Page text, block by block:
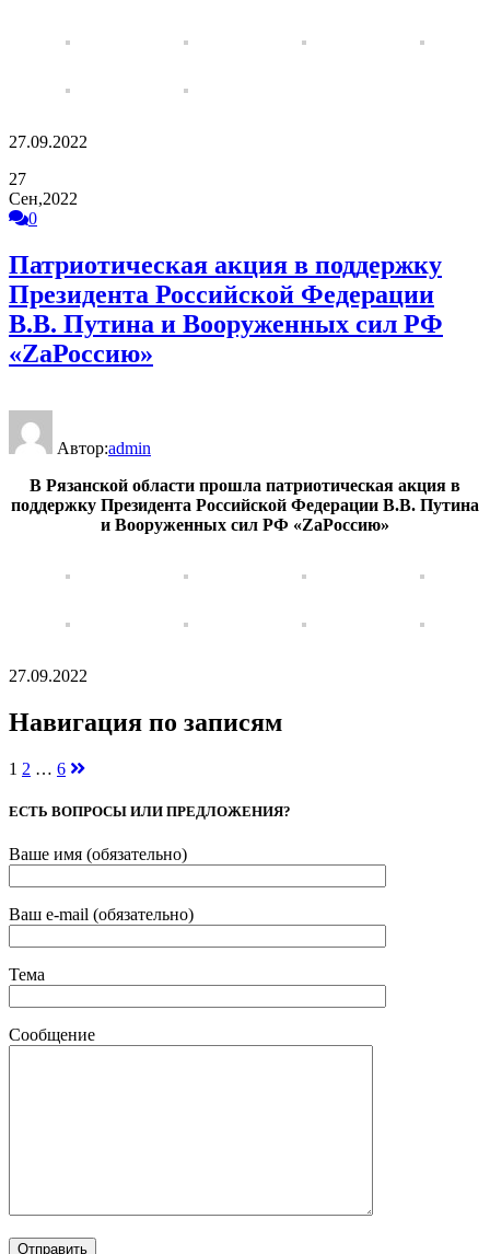
27.09.2022
27
Сен,2022
0
Патриотическая акция в поддержку
Президента Российской Федерации
В.В. Путина и Вооруженных сил РФ
«ZаРоссию»
Автор:admin
В Рязанской области прошла патриотическая акция в
поддержку Президента Российской Федерации В.В. Путина
и Вооруженных сил РФ «ZаРоссию»
27.09.2022
Навигация по записям
1 2 … 6
ЕСТЬ ВОПРОСЫ ИЛИ ПРЕДЛОЖЕНИЯ?
Ваше имя (обязательно)
Ваш e-mail (обязательно)
Тема
Сообщение